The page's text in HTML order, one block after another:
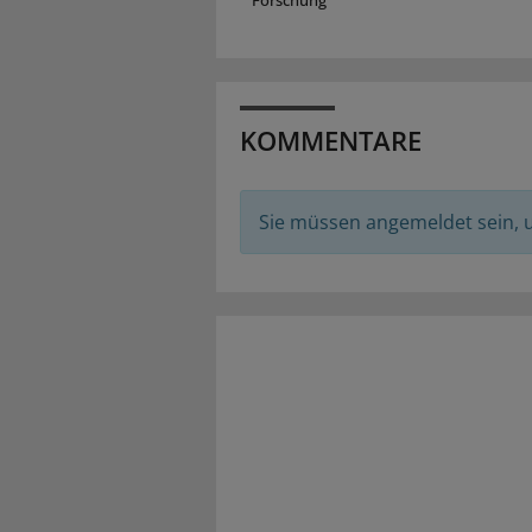
KOMMENTARE
Sie müssen angemeldet